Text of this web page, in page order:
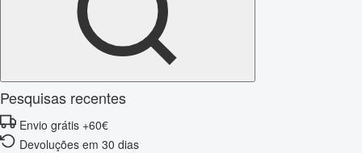
Pesquisas recentes
Envio grátis +60€
Devoluções em 30 dias